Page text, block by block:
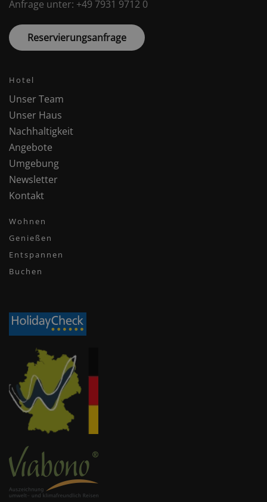
Anfrage unter: +49 7931 9712 0
Reservierungsanfrage
Hotel
Unser Team
Unser Haus
Nachhaltigkeit
Angebote
Umgebung
Newsletter
Kontakt
Wohnen
Genießen
Entspannen
Buchen